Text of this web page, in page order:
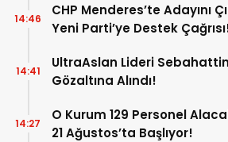
CHP Menderes’te Adayını
Yeni Parti’ye Destek
14:46
UltraAslan Lideri
Gözaltına Alındı!
14:41
O Kurum 129 Personel
21 Ağustos’ta Başlıyor!
14:27